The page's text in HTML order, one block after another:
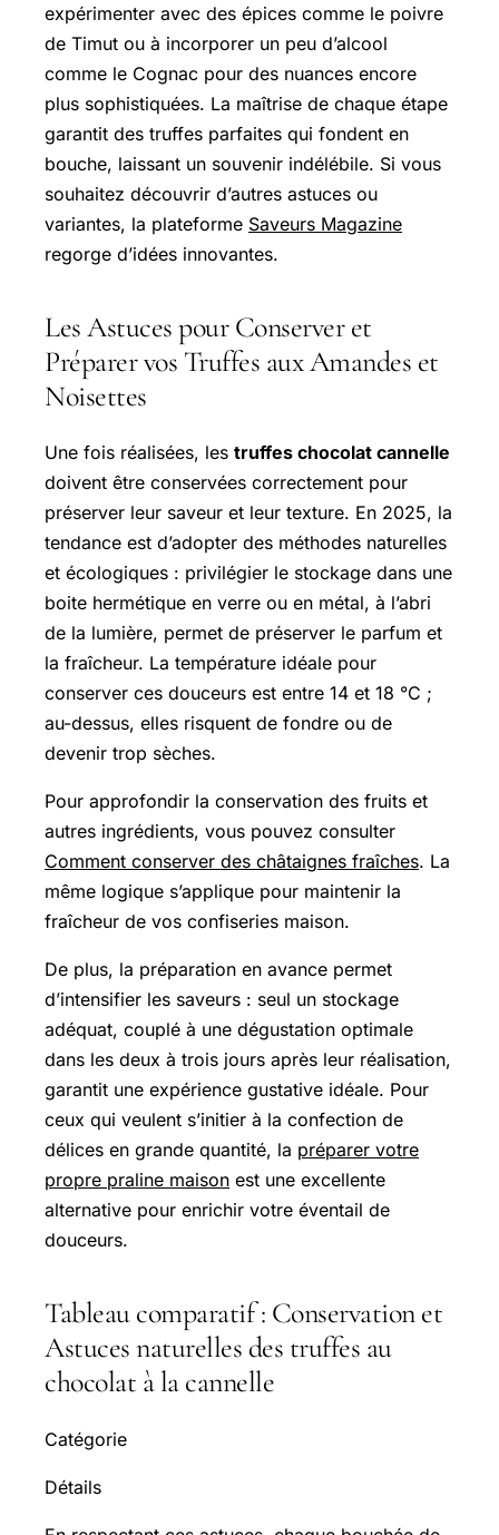
expérimenter avec des épices comme le poivre
de Timut ou à incorporer un peu d’alcool
comme le Cognac pour des nuances encore
plus sophistiquées. La maîtrise de chaque étape
garantit des truffes parfaites qui fondent en
bouche, laissant un souvenir indélébile. Si vous
souhaitez découvrir d’autres astuces ou
variantes, la plateforme Saveurs Magazine
regorge d’idées innovantes.
Les Astuces pour Conserver et
Préparer vos Truffes aux Amandes et
Noisettes
Une fois réalisées, les truffes chocolat cannelle
doivent être conservées correctement pour
préserver leur saveur et leur texture. En 2025, la
tendance est d’adopter des méthodes naturelles
et écologiques : privilégier le stockage dans une
boite hermétique en verre ou en métal, à l’abri
de la lumière, permet de préserver le parfum et
la fraîcheur. La température idéale pour
conserver ces douceurs est entre 14 et 18 °C ;
au-dessus, elles risquent de fondre ou de
devenir trop sèches.
Pour approfondir la conservation des fruits et
autres ingrédients, vous pouvez consulter
Comment conserver des châtaignes fraîches. La
même logique s’applique pour maintenir la
fraîcheur de vos confiseries maison.
De plus, la préparation en avance permet
d’intensifier les saveurs : seul un stockage
adéquat, couplé à une dégustation optimale
dans les deux à trois jours après leur réalisation,
garantit une expérience gustative idéale. Pour
ceux qui veulent s’initier à la confection de
délices en grande quantité, la préparer votre
propre praline maison est une excellente
alternative pour enrichir votre éventail de
douceurs.
Tableau comparatif : Conservation et
Astuces naturelles des truffes au
chocolat à la cannelle
Catégorie
Détails